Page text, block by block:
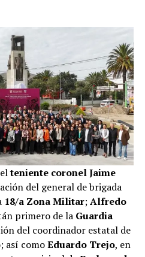
elteniente coronel Jaime
del general de brigada
18/a Zona Militar;Alfredo
primero de la Guardia
del coordinador estatal de
así comoEduardo Trejo, en